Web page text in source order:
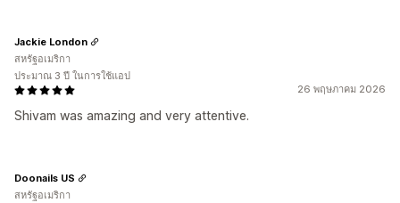
26 พฤษภาคม 2026
Shivam was amazing and very attentive.
Jackie London
สหรัฐอเมริกา
ประมาณ 3 ปี ในการใช้แอป
Doonails US
สหรัฐอเมริกา